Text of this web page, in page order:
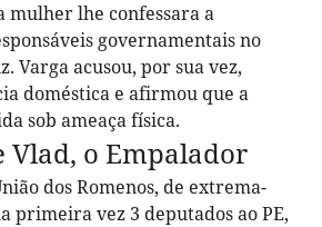
mulher lhe confessara a
governamentais no
Varga acusou, por sua vez,
doméstica e afirmou que a
sob ameaça física.
Vlad, o Empalador
dos Romenos, de extrema-
primeira vez 3 deputados ao PE,